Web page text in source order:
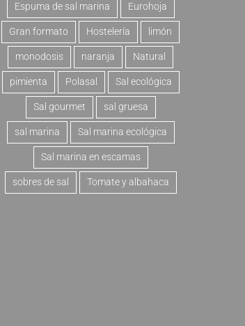
Espuma de sal marina Eurohoja
Gran formato Hostelería limón
monodosis naranja Natural
pimienta Polasal Sal ecológica
Sal gourmet sal gruesa
sal marina Sal marina ecológica
Sal marina en escamas
sobres de sal Tomate y albahaca